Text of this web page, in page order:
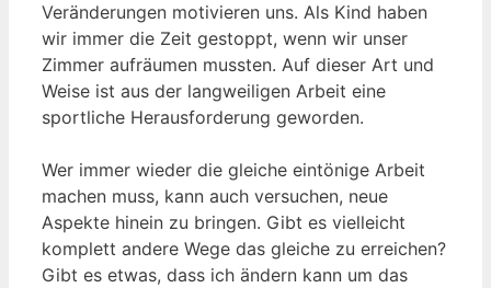
Veränderungen motivieren uns. Als Kind haben
wir immer die Zeit gestoppt, wenn wir unser
Zimmer aufräumen mussten. Auf dieser Art und
Weise ist aus der langweiligen Arbeit eine
sportliche Herausforderung geworden.
Wer immer wieder die gleiche eintönige Arbeit
machen muss, kann auch versuchen, neue
Aspekte hinein zu bringen. Gibt es vielleicht
komplett andere Wege das gleiche zu erreichen?
Gibt es etwas, dass ich ändern kann um das